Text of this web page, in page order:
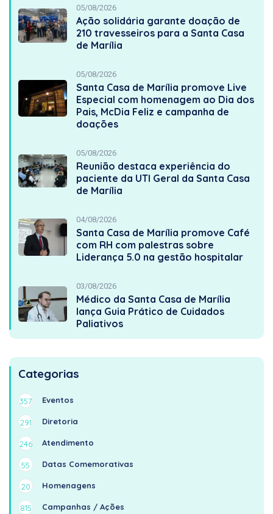
05/08/2026
Ação solidária garante doação de
210 travesseiros para a Santa Casa
de Marília
05/08/2026
Santa Casa de Marília promove Live
Especial com homenagem ao Dia dos
Pais, McDia Feliz e campanha de
doações
05/08/2026
Reunião destaca experiência do
paciente da UTI Geral da Santa Casa
de Marília
04/08/2026
Santa Casa de Marília promove Café
com RH com palestras sobre
Liderança 5.0 na gestão hospitalar
03/08/2026
Médico da Santa Casa de Marília
lança Guia Prático de Cuidados
Paliativos
Categorias
357 Eventos
291 Diretoria
246 Atendimento
55 Datas Comemorativas
20 Homenagens
815 Campanhas / Ações